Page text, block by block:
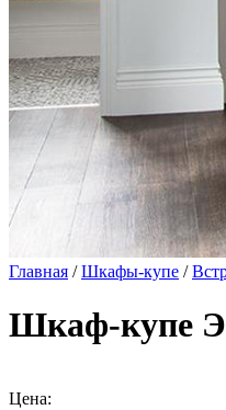
Главная /Шкафы-купе /
Шкаф-купе
Цена: